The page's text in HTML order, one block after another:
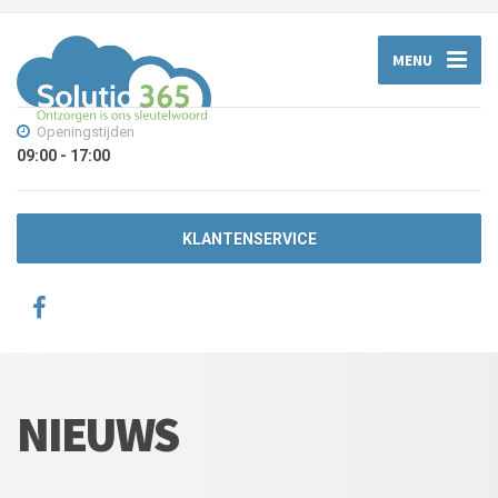
MENU
Openingstijden
09:00 - 17:00
KLANTENSERVICE
NIEUWS